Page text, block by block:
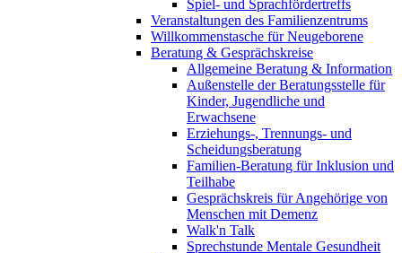
Spiel- und Sprachfördertreffs
Veranstaltungen des Familienzentrums
Willkommenstasche für Neugeborene
Beratung & Gesprächskreise
Allgemeine Beratung & Information
Außenstelle der Beratungsstelle für
Kinder, Jugendliche und
Erwachsene
Erziehungs-, Trennungs- und
Scheidungsberatung
Familien-Beratung für Inklusion und
Teilhabe
Gesprächskreis für Angehörige von
Menschen mit Demenz
Walk'n Talk
Sprechstunde Mentale Gesundheit